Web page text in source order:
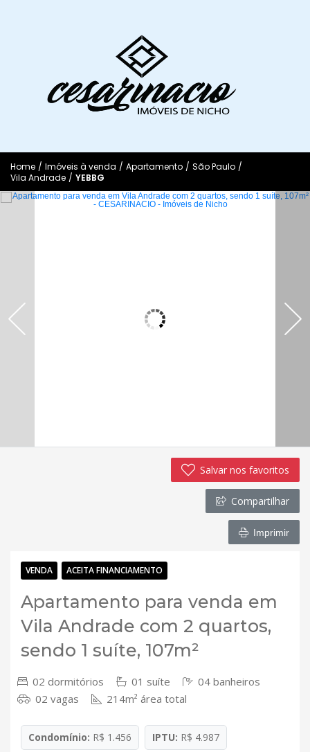
Home / Imóveis à venda / Apartamento / São Paulo /
Vila Andrade / YEBBG
Salvar nos favoritos
Compartilhar
Imprimir
VENDA ACEITA FINANCIAMENTO
Apartamento para venda em
Vila Andrade com 2 quartos,
sendo 1 suíte, 107m²
02 dormitórios 01 suíte
04 banheiros
02 vagas
214m² área total
Condomínio: R$ 1.456 IPTU: R$ 4.987